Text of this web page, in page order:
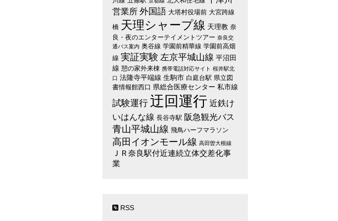
営業所 外国語 大塔村役場前 大宮跨線
橋 天理シャープ線 天理教 奈
良・夜のエンターテイメントツアー 奈良交
通バス案内 奥谷線 学園前精華線 学園前高畑
線 実証実験 左京平城山線 平沼田
線 憩の家外来棟 携帯電話対応サイト 桜井駅北
口 法隆寺平端線 生駒市 白庭台駅 県立図
書情報館西口 県総合医療センター 私市線
試験運行 迂回運行 近鉄け
いはんな線 長谷寺駅 阪急観光バス
青山平城山線 飛鳥ハーフマラソン
高田イオンモール線 高田曽大根線
ＪＲ奈良駅付近連続立体交差化事
業
RSS